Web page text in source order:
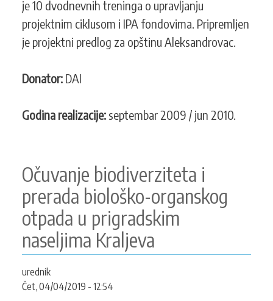
i
IPA
fondovima
je 10 dvodnevnih treninga o upravljanju
projektnim ciklusom i IPA fondovima. Pripremljen
je projektni predlog za opštinu Aleksandrovac.
Donator: DAI
Godina realizacije: septembar 2009 / jun 2010.
Očuvanje biodiverziteta i
prerada biološko-organskog
otpada u prigradskim
naseljima Kraljeva
urednik
Čet, 04/04/2019 - 12:54